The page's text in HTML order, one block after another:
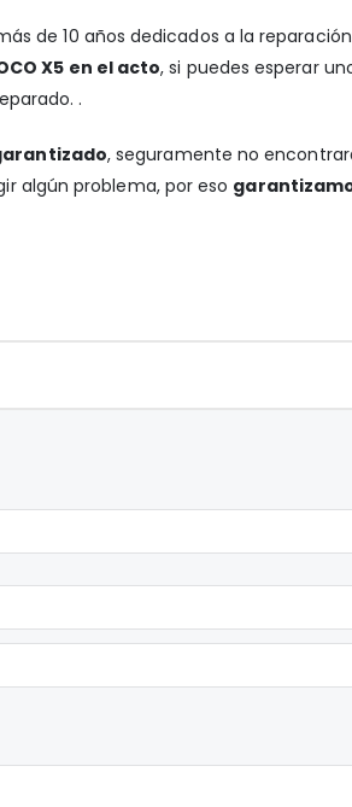
de 10 años dedicados a la
X5 en el acto, si puedes esperar
.
, seguramente no
algún problema, por eso